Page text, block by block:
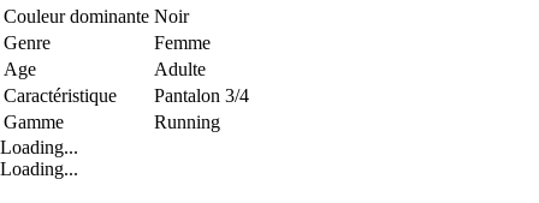
Couleur dominante Noir
Genre
Femme
Age
Adulte
Caractéristique
Pantalon 3/4
Gamme
Running
Loading...
Loading...